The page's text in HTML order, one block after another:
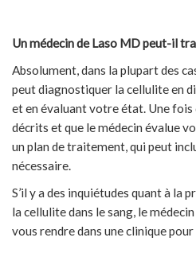
Un médecin de Laso MD peut-il
Absolument, dans la plupart des
peut diagnostiquer la cellulite en
et en évaluant votre état. Une
décrits et que le médecin évalue
un plan de traitement, qui peut
nécessaire.
S’il y a des inquiétudes quant à la
la cellulite dans le sang, le
vous rendre dans une clinique